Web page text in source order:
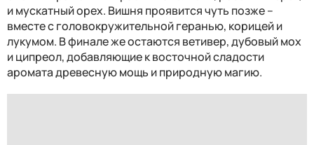
и мускатный орех. Вишня проявится чуть позже –
вместе с головокружительной геранью, корицей и
лукумом. В финале же остаются ветивер, дубовый мох
и ципреол, добавляющие к восточной сладости
аромата древесную мощь и природную магию.